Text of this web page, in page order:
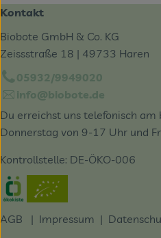
Kontakt
Biobote GmbH & Co. KG
Zeissstraße 18 | 49733 Haren
05932/9949020
info@biobote.de
Du erreichst uns telefonisch
Donnerstag von 9-17 Uhr und
Kontrollstelle: DE-ÖKO-006
Externer Link zu https://
AGB | Impressum |